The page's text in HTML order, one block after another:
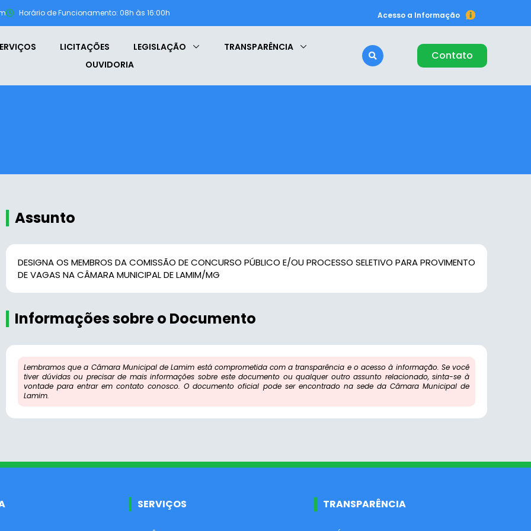
Horário de Funcionamento: 08h às 16:00h Acesso a Informação
LICITAÇÕES LEGISLAÇÃO
TRANSPARÊNCIA
OUVIDORIA
Contato
Assunto
DESIGNA OS MEMBROS DA COMISSÃO DE CONCURSO PÚBLICO E/OU PROCESSO SELETIVO PARA PROVIMENTO
DE VAGAS NA CÂMARA MUNICIPAL DE LAMIM/MG
Informações sobre o Documento
Lembramos que a Câmara Municipal de Lamim está comprometida com a transparência e o acesso à informação. Se você
tiver dúvidas ou precisar de mais informações sobre este documento ou qualquer outro assunto relacionado, sinta-se à
vontade para entrar em contato conosco. O documento oficial pode ser encontrado na sede da Câmara Municipal de
Lamim.
SERVIÇOS TRANSPARÊNCIA